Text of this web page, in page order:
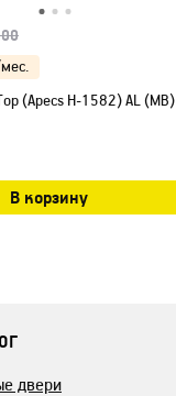
(Apecs H-1582) AL (MB)
В корзину
двери